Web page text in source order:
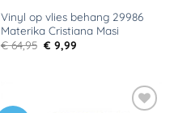
Vinyl op vlies behang 29986
Materika Cristiana Masi
€64,95 Oorspronkelijke
prijs
€ 9,99Huidige